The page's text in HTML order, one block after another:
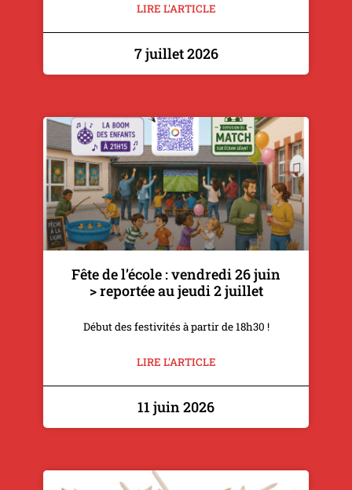
LIRE L'ARTICLE
7 juillet 2026
Fête de l’école : vendredi 26 juin
> reportée au jeudi 2 juillet
Début des festivités à partir de 18h30 !
LIRE L'ARTICLE
11 juin 2026